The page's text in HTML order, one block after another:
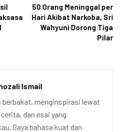
50 Orang Meninggal per
Hari Akibat Narkoba, Sri
Wahyuni Dorong Tiga
Pilar
Ismail
berbakat, menginspirasi lewat
dan esai yang
Gaya bahasa kuat dan